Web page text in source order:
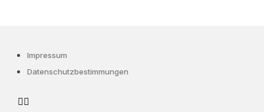
Impressum
Datenschutzbestimmungen